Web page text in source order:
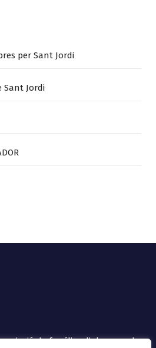
per Sant Jordi
Sant Jordi
de famílies d’alumnes de